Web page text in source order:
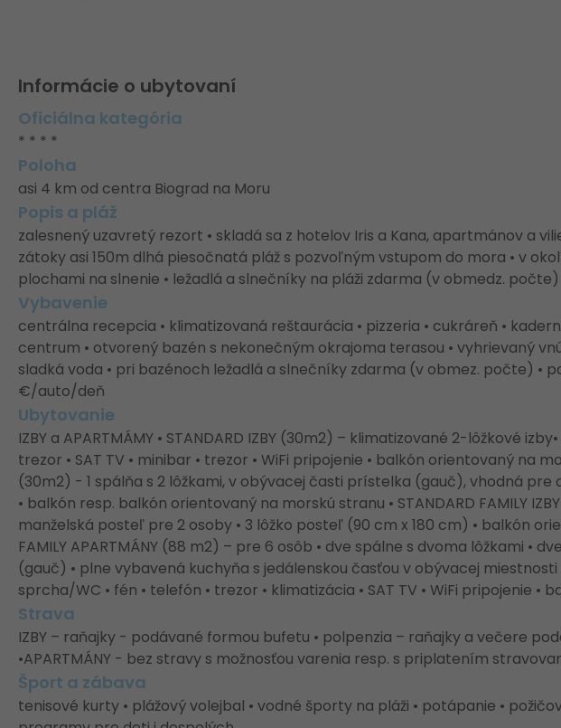
Informácie o ubytovaní
Oficiálna kategória
* * * *
Poloha
asi 4 km od centra Biograd na Moru
Popis a pláž
zalesnený uzavretý rezort • skladá sa z hotelov Iris a Kana, apartmánov a
zátoky asi 150m dlhá piesočnatá pláž s pozvoľným vstupom do mora • v
plochami na slnenie • ležadlá a slnečníky na pláži zdarma (v obmedz. počte)
Vybavenie
centrálna recepcia • klimatizovaná reštaurácia • pizzeria • cukráreň •
centrum • otvorený bazén s nekonečným okrajoma terasou • vyhrievaný
sladká voda • pri bazénoch ležadlá a slnečníky zdarma (v obmez. počte) •
€/auto/deň
Ubytovanie
IZBY a APARTMÁMY • STANDARD IZBY (30m2) – klimatizované 2-lôžkové
trezor • SAT TV • minibar • trezor • WiFi pripojenie • balkón orientovaný na
(30m2) - 1 spálňa s 2 lôžkami, v obývacej časti prístelka (gauč), vhodná pre
• balkón resp. balkón orientovaný na morskú stranu • STANDARD FAMILY
manželská posteľ pre 2 osoby • 3 lôžko posteľ (90 cm x 180 cm) • balkón
FAMILY APARTMÁNY (88 m2) – pre 6 osôb • dve spálne s dvoma lôžkami •
(gauč) • plne vybavená kuchyňa s jedálenskou časťou v obývacej miestnosti
sprcha/WC • fén • telefón • trezor • klimatizácia • SAT TV • WiFi pripojenie •
Strava
IZBY – raňajky - podávané formou bufetu • polpenzia – raňajky a večere
•APARTMÁNY - bez stravy s možnosťou varenia resp. s priplatením
Šport a zábava
tenisové kurty • plážový volejbal • vodné športy na pláži • potápanie •